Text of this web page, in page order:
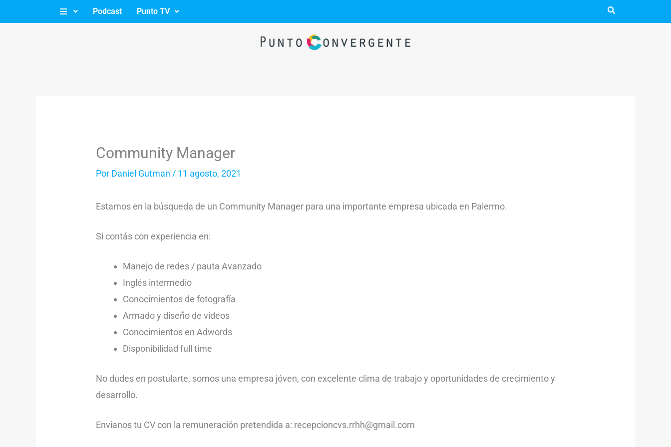
al
Podcast Punto TV
Community Manager
Por Daniel Gutman / 11 agosto, 2021
Estamos en la búsqueda de un Community Manager para una importante empresa ubicada en Palermo.
Si contás con experiencia en:
Manejo de redes / pauta Avanzado
Inglés intermedio
Conocimientos de fotografía
Armado y diseño de videos
Conocimientos en Adwords
Disponibilidad full time
No dudes en postularte, somos una empresa jóven, con excelente clima de trabajo y oportunidades de crecimiento y
desarrollo.
Envianos tu CV con la remuneración pretendida a: recepcioncvs.rrhh@gmail.com